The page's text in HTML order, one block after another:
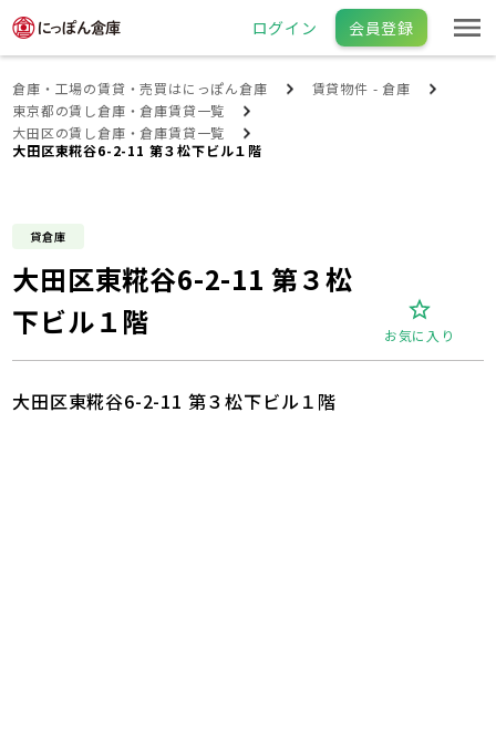
ログイン 会員登録
倉庫・工場の賃貸・売買はにっぽん倉庫
賃貸物件 - 倉庫
東京都の賃し倉庫・倉庫賃貸一覧
大田区の賃し倉庫・倉庫賃貸一覧
大田区東糀谷6-2-11 第３松下ビル１階
貸倉庫
大田区東糀谷6-2-11 第３松
下ビル１階
お気に入り
大田区東糀谷6-2-11 第３松下ビル１階